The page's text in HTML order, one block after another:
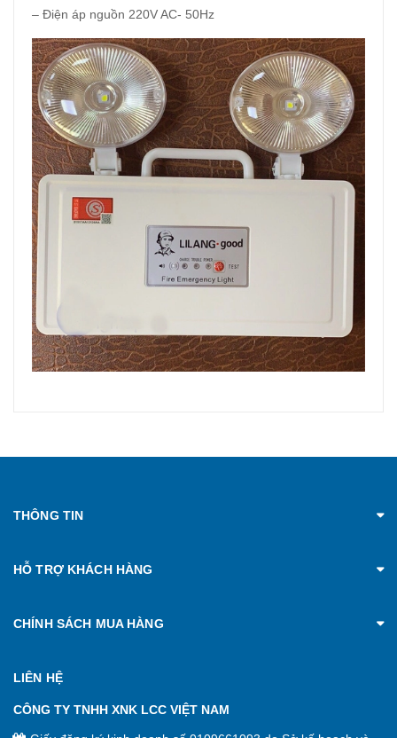
– Điện áp nguồn 220V AC- 50Hz
THÔNG TIN
HỖ TRỢ KHÁCH HÀNG
CHÍNH SÁCH MUA HÀNG
LIÊN HỆ
CÔNG TY TNHH XNK LCC VIỆT NAM